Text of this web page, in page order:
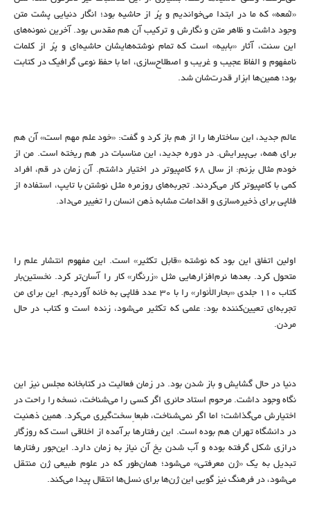
«لُمعه» که ما در ابتدا می‌خواندیم و پُر از حاشیه بود؛ انگار دنیایی پشت متن
وجود داشت و ظاهر متن و نگارش و ترکیب آن هم مقدس بود. آخرین نمونه‌های
این سنت، آثار «بابیه» است که تمام نوشته‌هایشان حاشیه‌ای و پُر از کلمات
نامفهوم و الفاظ عجیب و غریب و اصطلاح‌سازی، اما با حفظ نوعی گرافیک در کتابت
بود؛ همین‌ها ابزار قدرت‌شان شد.
عالم جدید، این ساختارها را از هم باز کرد و گفت: «خود علم مهم است» آن هم
برای همه، بی‌پیرایش. در دوره جدید، این مناسبات در هم ریخته است. من از
خودم مثال بزنم: از سال ۶۸ کامپیوتر در اختیار داشتم. آن زمان در قم، افراد
کمی با کامپیوتر کار می‌کردند. تجربه‌های روزمره مثل نوشتن با تایپ، استفاده از
فلاپی برای ذخیره‌سازی و اقدامات مشابه ذهن انسان را تغییر می‌داد.
اولین اتفاق این بود که نوشته «قابل تکثیر» است. این مفهوم انتشار علم را
متحول کرد. بعدها نرم‌افزارهایی مثل «زرنگار» کار را آسان‌تر کرد. نخستین‌بار
کتاب ۱۱۰ جلدی «بحارالأنوار» را با ۳۰ عدد فلاپی به خانه آوردیم. این برای من
تجربه‌ای تعیین‌کننده بود: علمی که تکثیر می‌شود، زنده است و کتاب در حال
مردن.
دنیا در حال گشایش و باز شدن بود. در زمان فعالیت در کتابخانه مجلس نیز این
نگاه وجود داشت. مرحوم استاد حائری اگر کسی را می‌شناخت، نسخه را راحت در
اختیارش می‌گذاشت؛ اما اگر نمی‌شناخت، طبعاً سخت‌گیری می‌کرد. همین ذهنیت
در دانشگاه تهران هم بوده است. این رفتارها برآمده از اخلاقی است که روزگار
درازی شکل گرفته بوده و آب شدن یخ آن نیاز به زمان دارد. این‌جور رفتارها
تبدیل به یک «ژن معرفتی» می‌شود؛ همان‌طور که در علوم طبیعی ژن منتقل
می‌شود، در فرهنگ نیز گویی این ژن‌ها برای نسل‌ها انتقال پیدا می‌کند.